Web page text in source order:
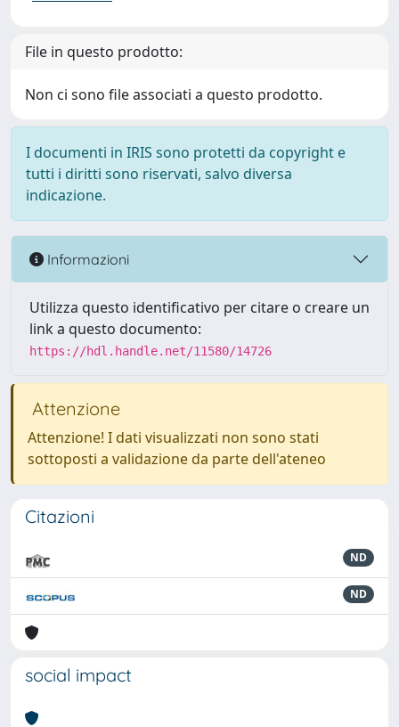
File in questo prodotto:
Non ci sono file associati a questo prodotto.
I documenti in IRIS sono protetti da copyright e
tutti i diritti sono riservati, salvo diversa
indicazione.
Informazioni
Utilizza questo identificativo per citare o creare un
link a questo documento:
https://hdl.handle.net/11580/14726
Attenzione
Attenzione! I dati visualizzati non sono stati
sottoposti a validazione da parte dell'ateneo
Citazioni
ND
ND
social impact